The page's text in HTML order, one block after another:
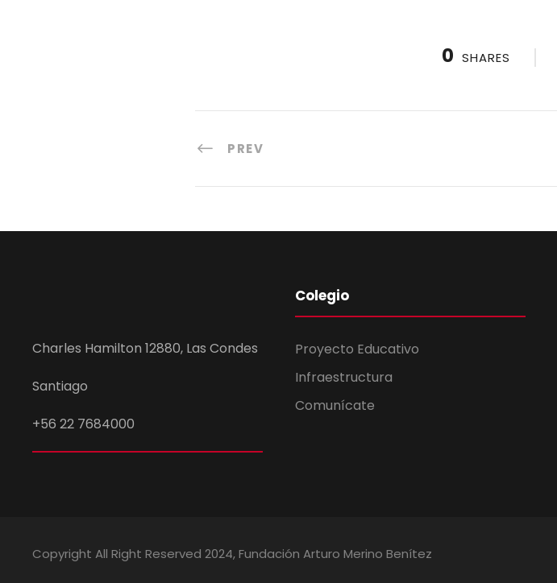
0 SHARES
PREV
Charles Hamilton 12880, Las Condes
Santiago
+56 22 7684000
Colegio
Proyecto Educativo
Infraestructura
Comunícate
Copyright All Right Reserved 2024, Fundación Arturo Merino Benítez